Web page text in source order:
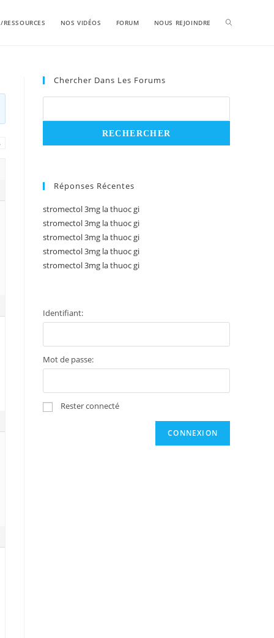
RESSOURCES NOS VIDÉOS FORUM NOUS REJOINDRE
Chercher Dans Les Forums
Réponses Récentes
stromectol 3mg la thuoc gi
stromectol 3mg la thuoc gi
stromectol 3mg la thuoc gi
stromectol 3mg la thuoc gi
stromectol 3mg la thuoc gi
Identifiant:
Mot de passe:
Rester connecté
CONNEXION